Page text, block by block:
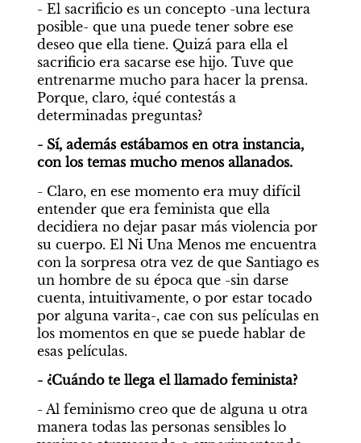
- El sacrificio es un concepto -una lectura
posible- que una puede tener sobre ese
deseo que ella tiene. Quizá para ella el
sacrificio era sacarse ese hijo. Tuve que
entrenarme mucho para hacer la prensa.
Porque, claro, ¿qué contestás a
determinadas preguntas?
- Sí, además estábamos en otra instancia,
con los temas mucho menos allanados.
- Claro, en ese momento era muy difícil
entender que era feminista que ella
decidiera no dejar pasar más violencia por
su cuerpo. El Ni Una Menos me encuentra
con la sorpresa otra vez de que Santiago es
un hombre de su época que -sin darse
cuenta, intuitivamente, o por estar tocado
por alguna varita-, cae con sus películas en
los momentos en que se puede hablar de
esas películas.
- ¿Cuándo te llega el llamado feminista?
- Al feminismo creo que de alguna u otra
manera todas las personas sensibles lo